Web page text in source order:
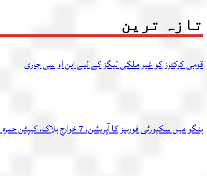
تازہ ترین
قومی کرکٹرز کو غیر ملکی لیگز کے لیے این او سی جاری
ہنگو میں سکیورٹی فورسز کا آپریشن، 7 خوارج ہلاک، کیپٹن حمزہ شہید